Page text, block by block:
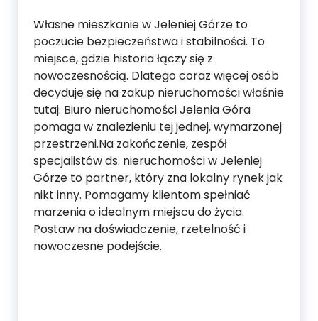
Własne mieszkanie w Jeleniej Górze to
poczucie bezpieczeństwa i stabilności. To
miejsce, gdzie historia łączy się z
nowoczesnością. Dlatego coraz więcej osób
decyduje się na zakup nieruchomości właśnie
tutaj. Biuro nieruchomości Jelenia Góra
pomaga w znalezieniu tej jednej, wymarzonej
przestrzeni.Na zakończenie, zespół
specjalistów ds. nieruchomości w Jeleniej
Górze to partner, który zna lokalny rynek jak
nikt inny. Pomagamy klientom spełniać
marzenia o idealnym miejscu do życia.
Postaw na doświadczenie, rzetelność i
nowoczesne podejście.